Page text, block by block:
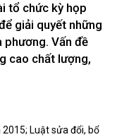
tổ chức kỳ họp
giải quyết những
phương. Vấn đề
cao chất lượng,
Luật sửa đổi, bổ